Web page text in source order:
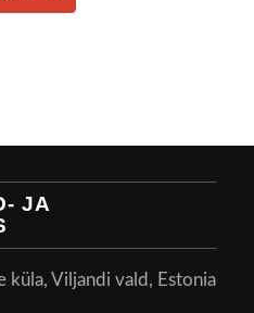
JA
küla, Viljandi vald, Estonia